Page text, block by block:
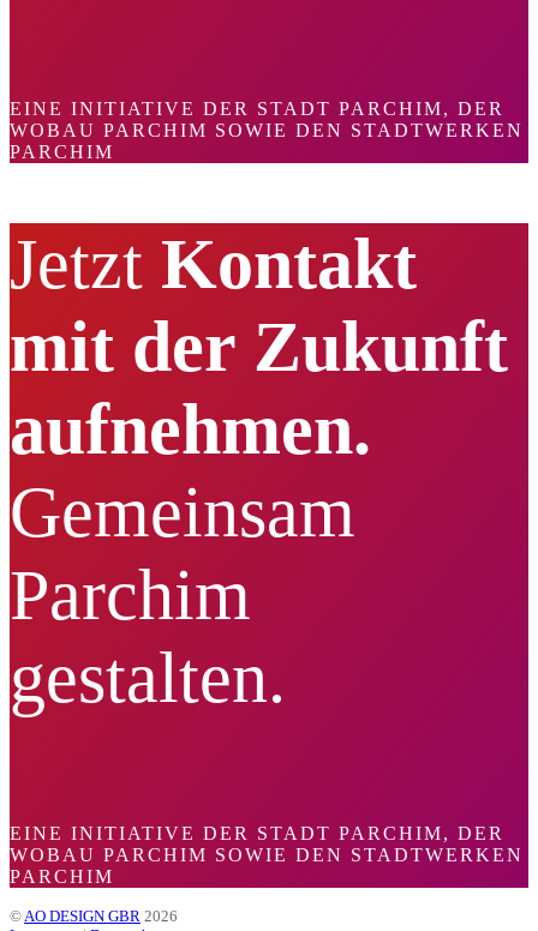
EINE INITIATIVE DER STADT PARCHIM, DER
WOBAU PARCHIM SOWIE DEN STADTWERKEN
PARCHIM
Jetzt Kontakt
mit der Zukunft
aufnehmen.
Gemeinsam
Parchim
gestalten.
EINE INITIATIVE DER STADT PARCHIM, DER
WOBAU PARCHIM SOWIE DEN STADTWERKEN
PARCHIM
© AO DESIGN GBR 2026